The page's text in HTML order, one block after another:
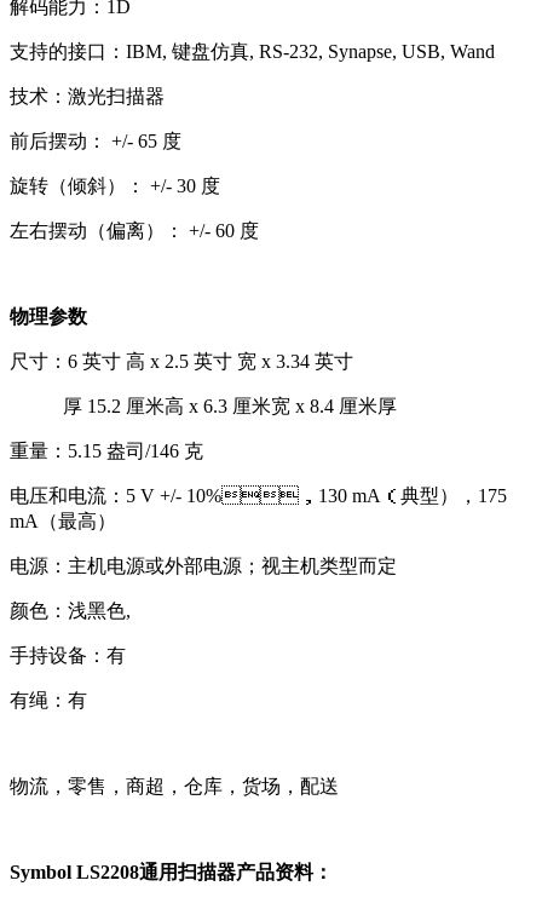
解码能力：1D
支持的接口：IBM, 键盘仿真, RS-232, Synapse, USB, Wand
技术：激光扫描器
前后摆动： +/- 65 度
旋转（倾斜）： +/- 30 度
左右摆动（偏离）： +/- 60 度
物理参数
尺寸：6 英寸 高 x 2.5 英寸 宽 x 3.34 英寸
厚 15.2 厘米高 x 6.3 厘米宽 x 8.4 厘米厚
重量：5.15 盎司/146 克
电压和电流：5 V +/- 10%，130 mA（典型），175
mA（最高）
电源：主机电源或外部电源；视主机类型而定
颜色：浅黑色,
手持设备：有
有绳：有
物流，零售，商超，仓库，货场，配送
Symbol LS2208通用扫描器产品资料：